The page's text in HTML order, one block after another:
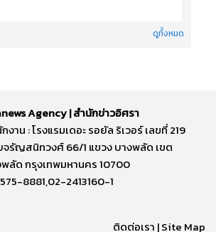
ดูทั้งหมด
Agency | สำนักข่าวอิศรา
งาน : โรงแรมเดอะ รอยัล ริเวอร์ เลขที่ 219
รัญสนิทวงศ์ 66/1 แขวง บางพลัด เขต
ลัด กรุงเทพมหานคร 10700
8881,02-2413160-1
ติดต่อเรา |Site Map